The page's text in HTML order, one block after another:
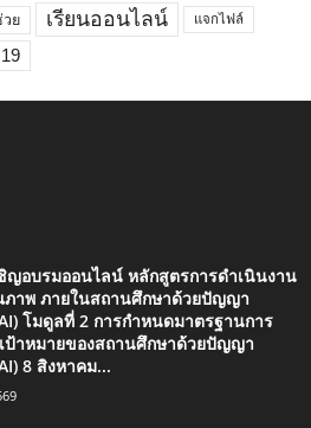
วย เรียนออนไลน์ แจกไฟล์
ญอบรมออนไลน์ หลักสูตรการดำเนินงาน
าพ ภายในสถานศึกษาด้วยปัญญา
โมดูลที่ 2 การกำหนดมาตรฐานการ
ป้าหมายของสถานศึกษาด้วยปัญญา
8 สิงหาคม...